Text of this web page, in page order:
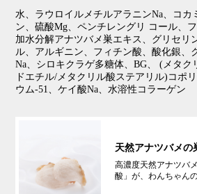
水、ラウロイルメチルアラニンNa、コカ
ン、硫酸Mg、ペンチレングリ コール、
加水分解アナツバメ巣エキス、グリセリ
ル、アルギニン、フィチン酸、酸化銀、
Na、シロキクラゲ多糖体、BG、 (メタク
ドエチル/メタクリル酸ステアリル)コポ
ウム-51、ケイ酸Na、水溶性コラーゲン
天然アナツバメの
高濃度天然アナツバ
酸」が、わんちゃん